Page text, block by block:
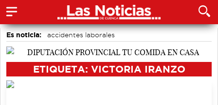
Es noticia:
accidentes laborales
Actividades culturales en Cuenca
Área de Deportes
Motor
ETIQUETA: VICTORIA IRANZO